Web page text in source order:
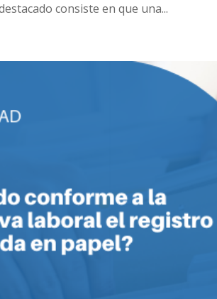
consiste en que una...